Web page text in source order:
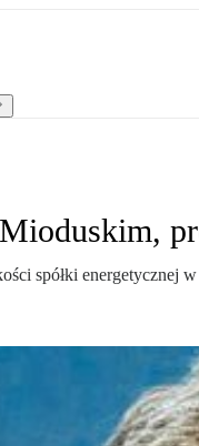
spółki energetycznej